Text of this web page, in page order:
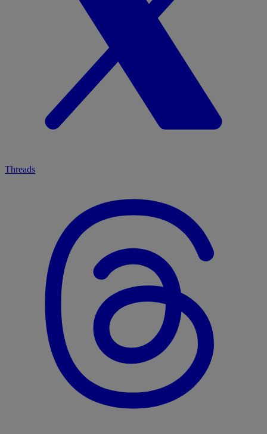
Threads